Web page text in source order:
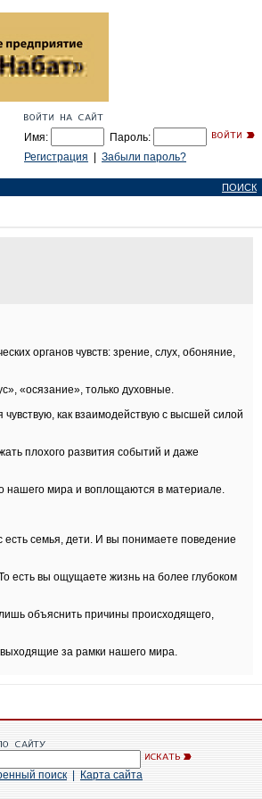
Имя:
Пароль:
Регистрация
Забыли пароль?
ПОИСК
органов чувств: зрение, слух, обоняние,
«осязание», только духовные.
как взаимодействую с высшей силой
плохого развития событий и даже
нашего мира и воплощаются в материале.
семья, дети. И вы понимаете поведение
есть вы ощущаете жизнь на более глубоком
объяснить причины происходящего,
за рамки нашего мира.
поиск Карта сайта